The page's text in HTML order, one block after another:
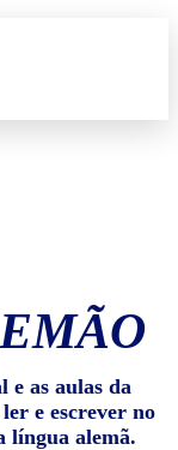
e as aulas da
e escrever no
língua alemã.